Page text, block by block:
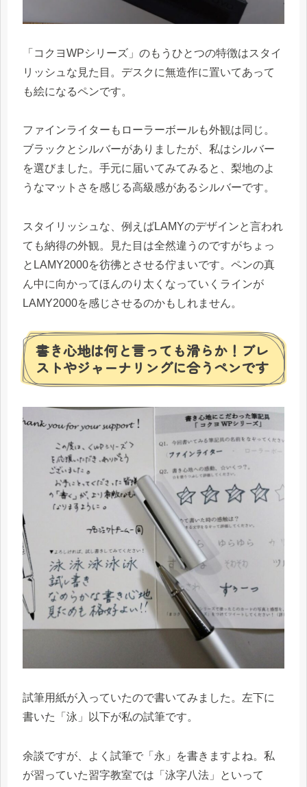
「コクヨWPシリーズ」のもうひとつの特徴はスタイ
リッシュな見た目。デスクに無造作に置いてあって
も絵になるペンです。
ファインライターもローラーボールも外観は同じ。
ブラックとシルバーがありましたが、私はシルバー
を選びました。手元に届いてみてみると、梨地のよ
うなマットさを感じる高級感があるシルバーです。
スタイリッシュな、例えばLAMYのデザインと言われ
ても納得の外観。見た目は全然違うのですがちょっ
とLAMY2000を彷彿とさせる佇まいです。ペンの真
ん中に向かってほんのり太くなっていくラインが
LAMY2000を感じさせるのかもしれません。
書き心地は何と言っても滑らか！ブレ
ストやジャーナリングに合うペンです
試筆用紙が入っていたので書いてみました。左下に
書いた「泳」以下が私の試筆です。
余談ですが、よく試筆で「永」を書きますよね。私
が習っていた習字教室では「泳字八法」といって